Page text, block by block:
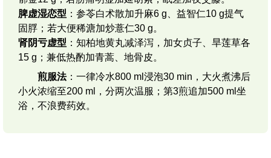
脾虚湿恋型 ：参苓白术散加升麻6 g、益智仁10 g提气
固脬；若大便稀溏加炒薏仁30 g。
肾阴亏虚型 ：知柏地黄丸减泽泻，加女贞子、旱莲草各
15 g；兼低热酌加青蒿、地骨皮。
煎服法：一律冷水800 ml浸泡30 min，大火煮沸后
小火浓缩至200 ml，分两次温服；第3煎追加500 ml坐
浴，不浪费药效。